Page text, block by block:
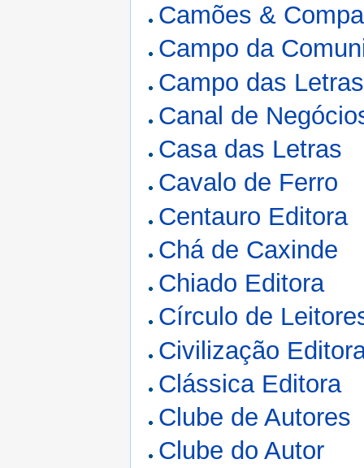
Camões &
Campo da
Campo das Letras
Canal de
Casa das Letras
Cavalo de Ferro
Centauro Editora
Chá de Caxinde
Chiado Editora
Círculo de
Civilização
Clássica Editora
Clube de Autores
Clube do Autor